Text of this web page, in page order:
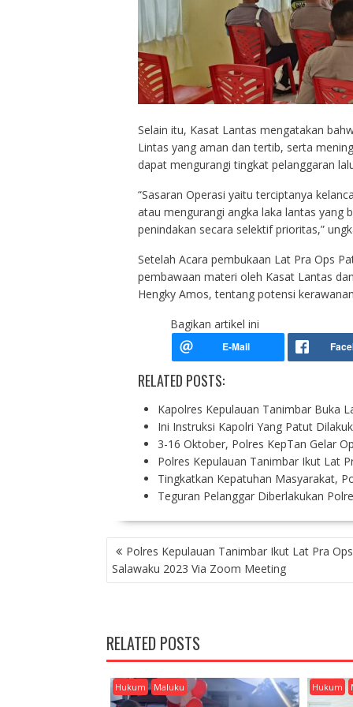
Selain itu, Kasat Lantas mengatakan
Lintas yang aman dan tertib, serta
dapat mengurangi tingkat pelanggaran
“Sasaran Operasi yaitu terciptanya
atau mengurangi angka laka lantas yang
penindakan secara selektif prioritas,”
Setelah Acara pembukaan Lat Pra Ops
pembawaan materi oleh Kasat Lantas
Hengky Amos, tentang potensi
Bagikan artikel ini
RELATED POSTS:
Kapolres Kepulauan Tanimbar Buka
Ini Instruksi Kapolri Yang Patut
3-16 Oktober, Polres KepTan Gelar
Polres Kepulauan Tanimbar Ikut Lat
Tingkatkan Kepatuhan Masyarakat,
Teguran Pelanggar Diberlakukan
P
O
S
A
V
I
G
A
Polres Kepulauan Tanimbar Ikut Lat Pra
Salawaku 2023 Via Zoom Meeting
RELATED POSTS
Hukum Maluku Hukum